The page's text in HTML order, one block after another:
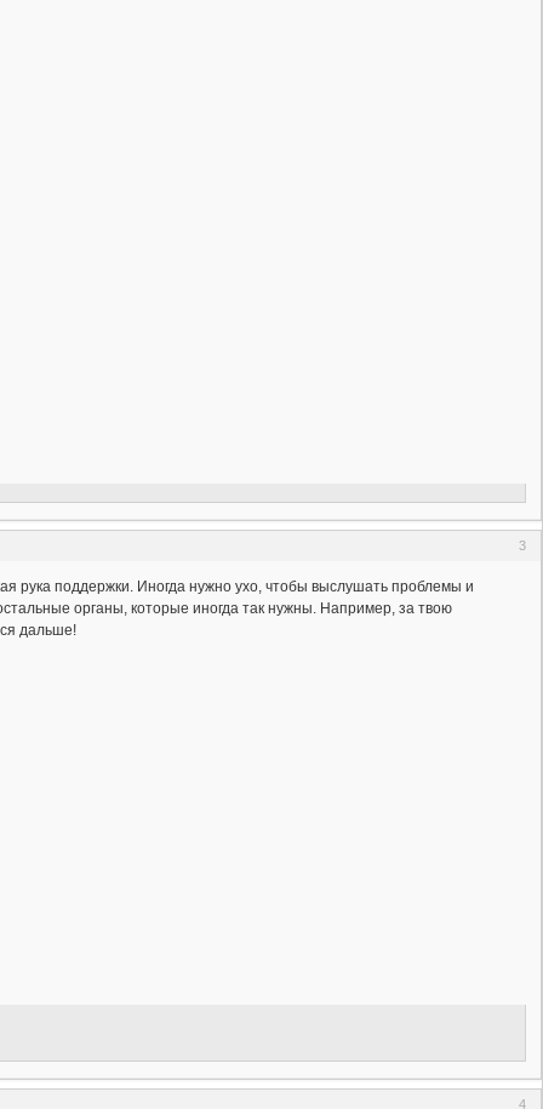
3
рука поддержки. Иногда нужно ухо, чтобы выслушать проблемы и
органы, которые иногда так нужны. Например, за твою
дальше!
4